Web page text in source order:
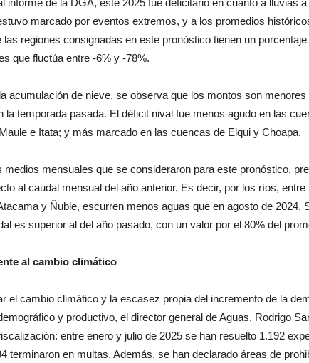
marcado por eventos extremos, y a los promedios
las regiones consignadas en este pronóstico tienen un
que fluctúa entre -6% y -78%.
acumulación de nieve, se observa que los montos son
la temporada pasada. El déficit nival fue menos agudo en las
e Itata; y más marcado en las cuencas de Elqui y Choapa.
medios mensuales que se consideraron para este pronóstico,
al caudal mensual del año anterior. Es decir, por los ríos,
y Ñuble, escurren menos aguas que en agosto de 2024.
es superior al del año pasado, con un valor por el 80% del
al cambio climático
el cambio climático y la escasez propia del incremento de la
y productivo, el director general de Aguas, Rodrigo
entre enero y julio de 2025 se han resuelto 1.192
terminaron en multas. Además, se han declarado áreas de